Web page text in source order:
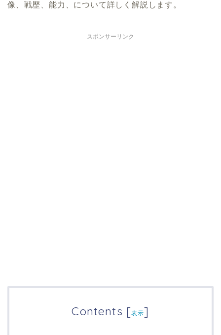
像、戦歴、能力、について詳しく解説します。
スポンサーリンク
Contents [表示]